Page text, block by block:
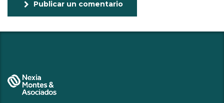
Publicar un comentario